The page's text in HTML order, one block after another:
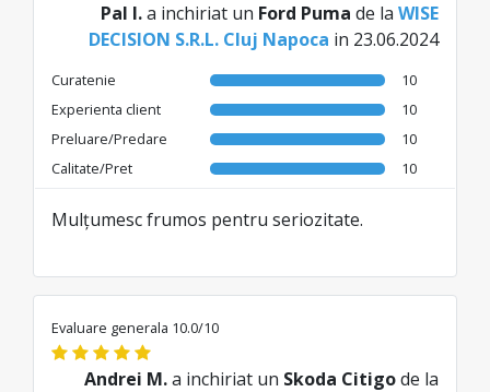
Pal I.a inchiriat un Ford Puma de la WISE
DECISION S.R.L. Cluj Napoca in 23.06.2024
Curatenie
10
Experienta client
10
Preluare/Predare
10
Calitate/Pret
10
Mulțumesc frumos pentru seriozitate.
Evaluare generala 10.0/10
Andrei M.a inchiriat un Skoda Citigode la